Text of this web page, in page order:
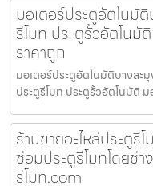
มอเตอร์ประตูอัตโนมั
รีโมท ประตูรั้วอัตโนมั
ราคาถูก
มอเตอร์ประตูอัตโนมัติบางละ
ประตูรีโมท ประตูรั้วอัตโนมัติ ม
ร้านขายอะไหล่ประตูรี
ซ่อมประตูรีโมทโดยช่า
รีโมท.com